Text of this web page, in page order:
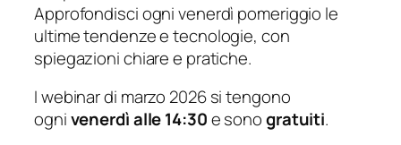
Approfondisci ogni venerdì pomeriggio le
ultime tendenze e tecnologie, con
spiegazioni chiare e pratiche.
I webinar di marzo 2026 si tengono
ognivenerdì alle 14:30e sonogratuiti.